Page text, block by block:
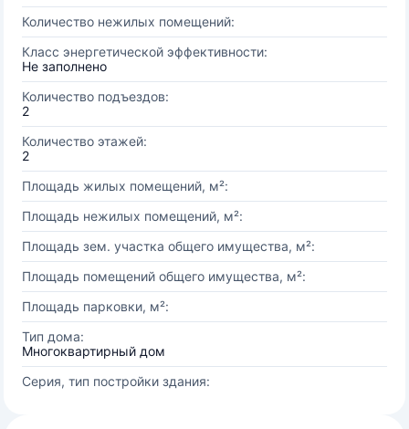
Количество нежилых помещений:
Класс энергетической эффективности:
Не заполнено
Количество подъездов:
2
Количество этажей:
2
Площадь жилых помещений, м²:
Площадь нежилых помещений, м²:
Площадь зем. участка общего имущества, м²:
Площадь помещений общего имущества, м²:
Площадь парковки, м²:
Тип дома:
Многоквартирный дом
Серия, тип постройки здания: